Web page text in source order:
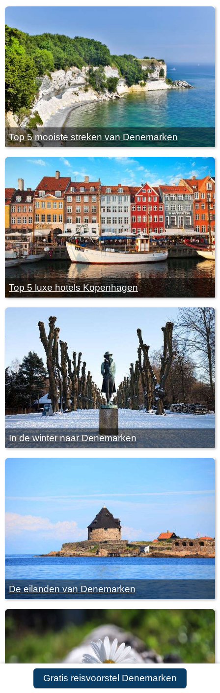
Gratis reisvoorstel Denemarken
Top 5 mooiste streken van Denemarken
Top 5 luxe hotels Kopenhagen
In de winter naar Denemarken
De eilanden van Denemarken